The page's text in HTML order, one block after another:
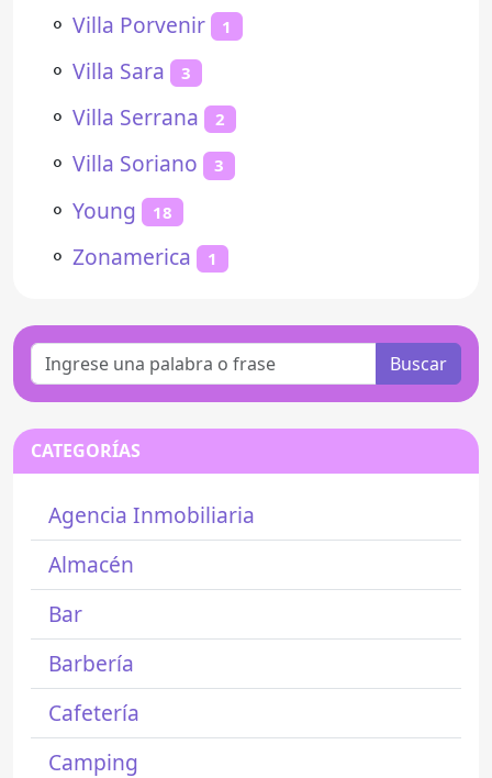
⚬ Villa Porvenir 1
⚬ Villa Sara 3
⚬ Villa Serrana 2
⚬ Villa Soriano 3
⚬ Young 18
⚬ Zonamerica 1
Buscar
CATEGORÍAS
Agencia Inmobiliaria
Almacén
Bar
Barbería
Cafetería
Camping